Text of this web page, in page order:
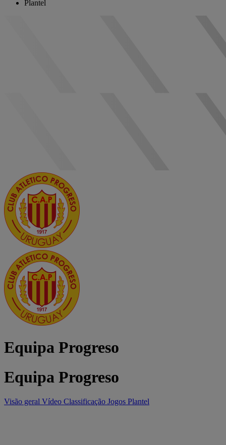
Plantel
Equipa Progreso
Equipa Progreso
Visão geral Vídeo Classificação Jogos Plantel